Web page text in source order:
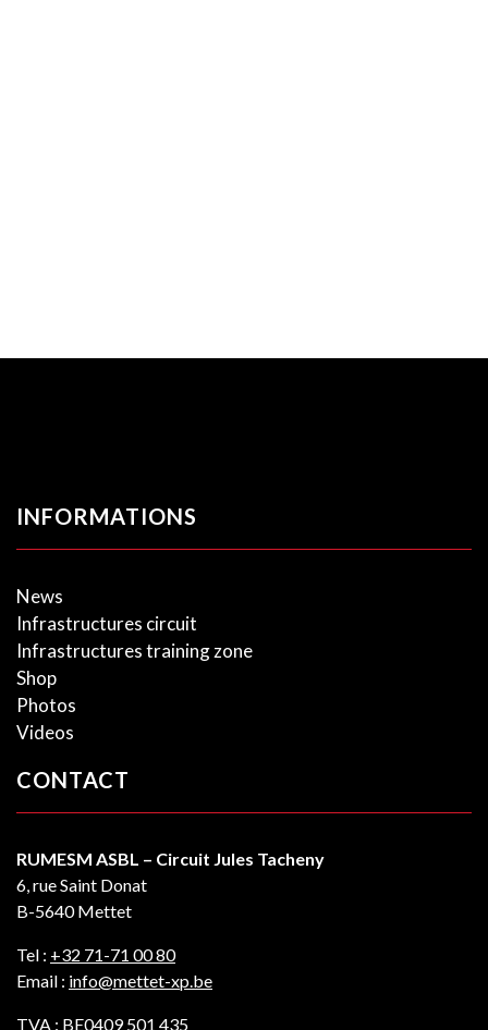
INFORMATIONS
News
Infrastructures circuit
Infrastructures training zone
Shop
Photos
Videos
CONTACT
RUMESM ASBL – Circuit Jules Tacheny
6, rue Saint Donat
B-5640 Mettet
Tel : +32 71-71 00 80
Email : info@mettet-xp.be
TVA : BE0409 501 435